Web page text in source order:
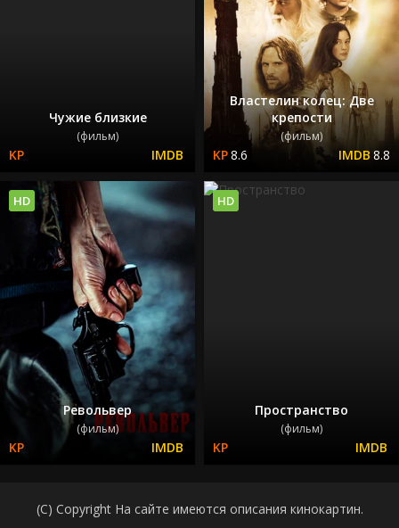
Чужие близкие
(фильм)
Властелин колец: Две
крепости
(фильм)
8.6 8.8
Револьвер
(фильм)
HD
Пространство
(фильм)
HD
(C) Copyright На сайте имеются описания кинокартин.